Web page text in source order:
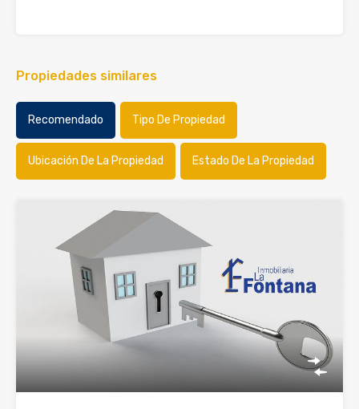
Propiedades similares
Recomendado Tipo De Propiedad
Ubicación De La Propiedad Estado De La Propiedad